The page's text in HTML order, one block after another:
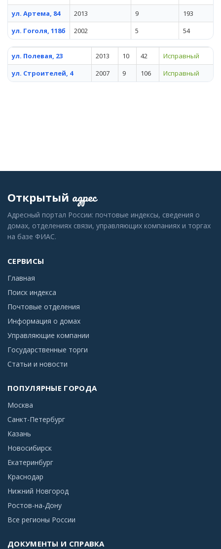
ул. Артема, 84
2013 9
193
ул. Гоголя, 118б
2002 5 54
ул. Полевая, 23 2013 10 42
Исправный
ул. Строителей, 4
2007 9 106 Исправный
Открытый адрес
Адресный портал России: почтовые индексы, сведения о
домах, отделениях связи, управляющих компаниях и торгах
на базе ФИАС.
СЕРВИСЫ
Главная
Поиск индекса
Почтовые отделения
Информация о домах
Управляющие компании
Государственные торги
Статьи и новости
ПОПУЛЯРНЫЕ ГОРОДА
Москва
Санкт-Петербург
Казань
Новосибирск
Екатеринбург
Краснодар
Нижний Новгород
Ростов-на-Дону
Все регионы России
ДОКУМЕНТЫ И СПРАВКА